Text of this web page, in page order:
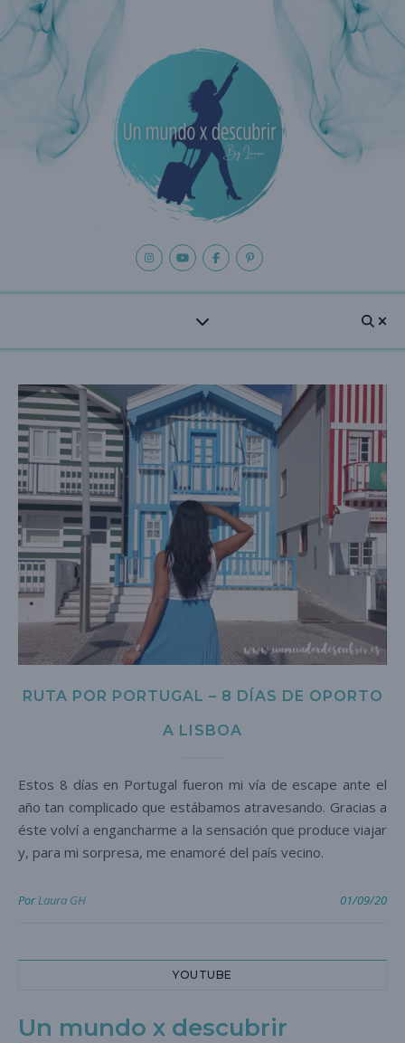
RUTA POR PORTUGAL – 8 DÍAS DE OPORTO
A LISBOA
Estos 8 días en Portugal fueron mi vía de escape ante el
año tan complicado que estábamos atravesando. Gracias a
éste volví a engancharme a la sensación que produce viajar
y, para mi sorpresa, me enamoré del país vecino.
PorLaura GH 01/09/20
YOUTUBE
Un mundo x descubrir